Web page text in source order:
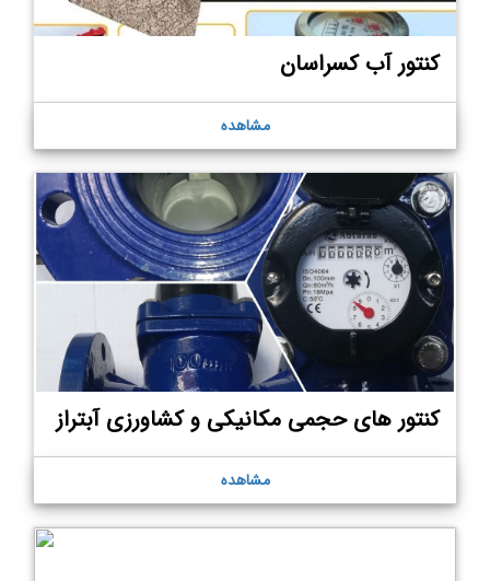
کنتور آب کسراسان
مشاهده
کنتور های حجمی مکانیکی و کشاورزی آبتراز
مشاهده